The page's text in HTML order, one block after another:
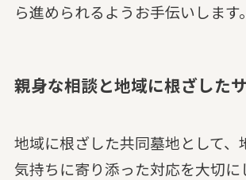
ら進められるようお手伝いします。
親身な相談と地域に根ざした
地域に根ざした共同墓地として、
気持ちに寄り添った対応を大切に